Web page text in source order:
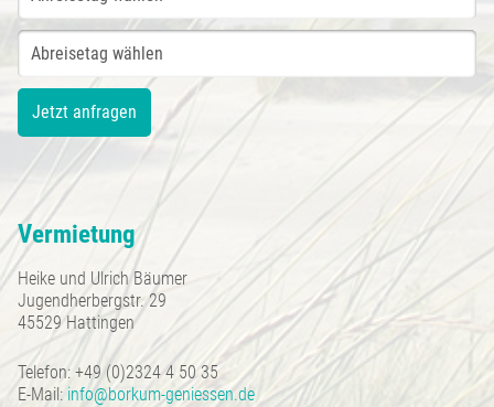
Vermietung
Heike und Ulrich Bäumer
Jugendherbergstr. 29
45529 Hattingen
Telefon: +49 (0)2324 4 50 35
E-Mail: info@borkum-geniessen.de